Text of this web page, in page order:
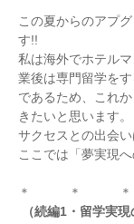
この夏からのアプ
す!!
私は海外でホテル
業後は専門留学を
であるため、これ
きたいと思います。
サクセスとの出会
ここでは「夢実現
＊ ＊
（続編1・留学実現